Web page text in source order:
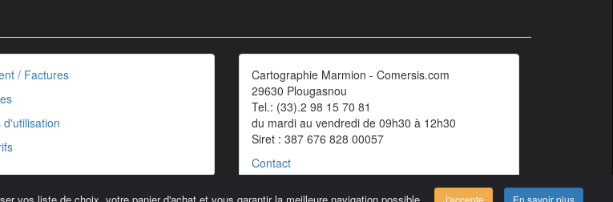
J'accepte En savoir plus
/ Factures
Cartographie Marmion - Comersis.com
29630 Plougasnou
Tel.: (33).2 98 15 70 81
du mardi au vendredi de 09h30 à 12h30
Siret : 387 676 828 00057
Contact